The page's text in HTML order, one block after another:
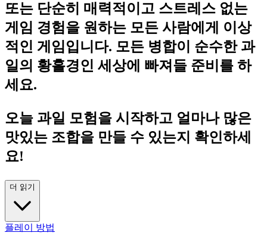
또는 단순히 매력적이고 스트레스 없는
게임 경험을 원하는 모든 사람에게 이상
적인 게임입니다. 모든 병합이 순수한 과
일의 황홀경인 세상에 빠져들 준비를 하
세요.
오늘 과일 모험을 시작하고 얼마나 많은
맛있는 조합을 만들 수 있는지 확인하세
요!
더 읽기
플레이 방법